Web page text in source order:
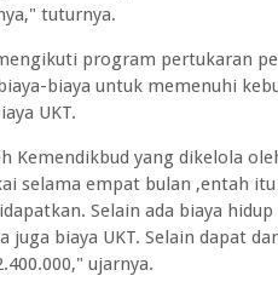
tuturnya.
program pertukaran
biaya untuk memenuhi
UKT.
yang dikelola
selama empat bulan ,entah
Selain ada biaya hidup
juga biaya UKT. Selain dapat
ujarnya.